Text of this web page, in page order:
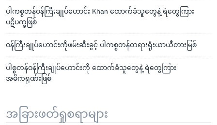
ပါကစ္စတန်ဝန်ကြီးချုပ်ဟောင်း Khan ထောက်ခံသူတွေနဲ့ ရဲတွေကြား
ပဋိပက္ခဖြစ်
ဝန်ကြီးချုပ်ဟောင်းကိုဖမ်းဆီးခွင့် ပါကစ္စတန်တရားရုံးယာယီတားမြစ်
ပါစ္စတန်ဝန်ကြီးချုပ်ဟောင်းကို ထောက်ခံသူတွေနဲ့ ရဲတွေကြား
အဓိကရုဏ်းဖြစ်
အခြားဖတ်ရှုစရာများ